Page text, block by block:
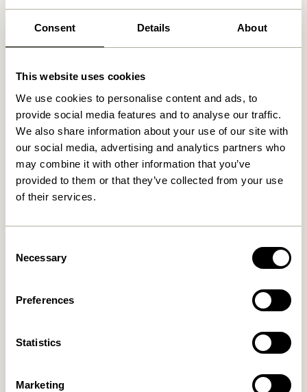
Consent Details About
This website uses cookies
We use cookies to personalise content and ads, to
provide social media features and to analyse our traffic.
We also share information about your use of our site with
our social media, advertising and analytics partners who
may combine it with other information that you’ve
provided to them or that they’ve collected from your use
of their services.
Selection
Necessary
Preferences
Statistics
Marketing
Ähnliche Produkte
Naturfarben/ Multifarben
(2er Set)